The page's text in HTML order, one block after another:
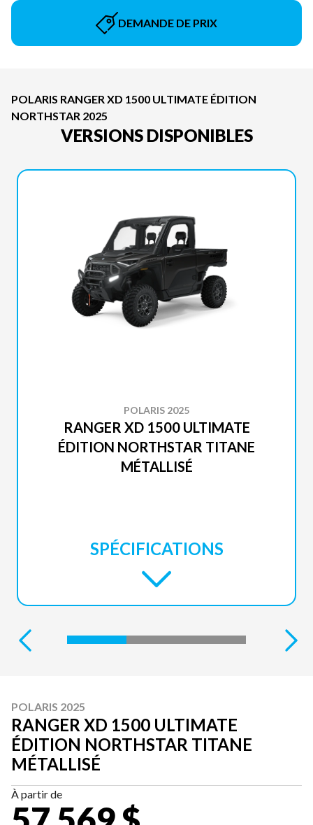
DEMANDE DE PRIX
POLARIS RANGER XD 1500 ULTIMATE ÉDITION
NORTHSTAR 2025
VERSIONS DISPONIBLES
POLARIS 2025
RANGER XD 1500 ULTIMATE
ÉDITION NORTHSTAR TITANE
MÉTALLISÉ
SPÉCIFICATIONS
POLARIS 2025
RANGER XD 1500 ULTIMATE
ÉDITION NORTHSTAR TITANE
MÉTALLISÉ
À partir de